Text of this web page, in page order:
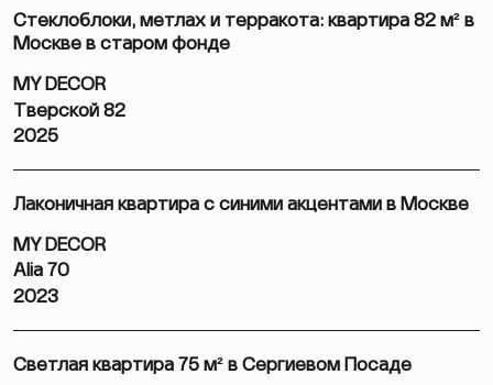
Стеклоблоки, метлах и терракота: квартира 82 м² в
Москве в старом фонде
MY DECOR
Тверской 82
2025
Лаконичная квартира с синими акцентами в Москве
MY DECOR
Alia 70
2023
Светлая квартира 75 м² в Сергиевом Посаде